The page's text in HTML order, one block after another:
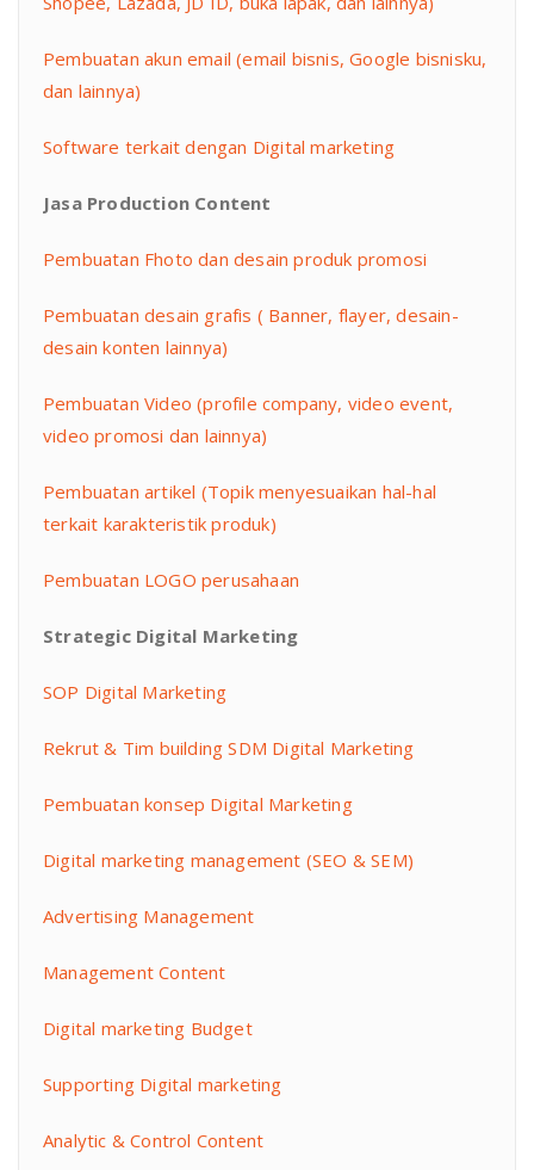
Pembuatan akun email (email bisnis, Google bisnisku,
dan lainnya)
Software terkait dengan Digital marketing
Jasa Production Content
Pembuatan Fhoto dan desain produk promosi
Pembuatan desain grafis ( Banner, flayer, desain-
desain konten lainnya)
Pembuatan Video (profile company, video event,
video promosi dan lainnya)
Pembuatan artikel (Topik menyesuaikan hal-hal
terkait karakteristik produk)
Pembuatan LOGO perusahaan
Strategic Digital Marketing
SOP Digital Marketing
Rekrut & Tim building SDM Digital Marketing
Pembuatan konsep Digital Marketing
Digital marketing management (SEO & SEM)
Advertising Management
Management Content
Digital marketing Budget
Supporting Digital marketing
Analytic & Control Content